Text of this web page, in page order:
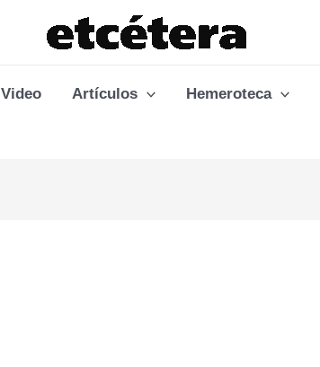
Video Artículos Hemeroteca